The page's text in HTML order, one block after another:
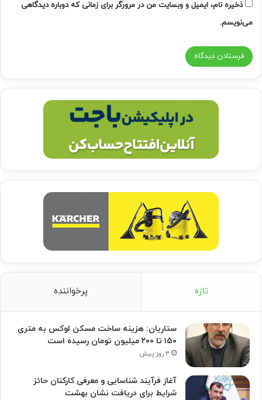
ذخیره نام، ایمیل و وبسایت من در مرورگر برای زمانی که دوباره دیدگاهی
می‌نویسم.
تازه پرخواننده
ستاریان: هزینه ساخت مسکن لوکس به متری
۱۵۰ تا ۲۰۰ میلیون تومان رسیده است
۳ روز پیش
آغاز فرآیند شناسایی و معرفی کارکنان حائز
شرایط برای دریافت نشان بهشت